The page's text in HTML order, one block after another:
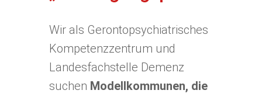
Wir als Gerontopsychiatrisches
Kompetenzzentrum und
Landesfachstelle Demenz
suchen Modellkommunen, die